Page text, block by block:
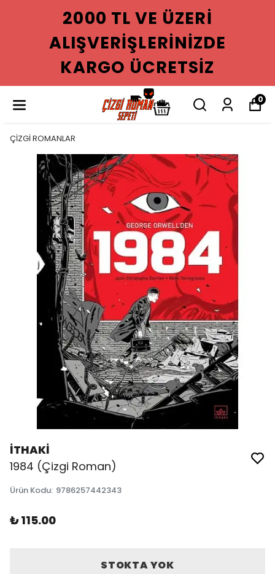
2000 TL VE ÜZERI
ALIŞVERIŞLERINIZDE
KARGO ÜCRETSIZ
0
ÇİZGİ ROMANLAR
İTHAKİ
1984 (Çizgi Roman)
Ürün Kodu: 9786257442343
₺ 115.00
STOKTA YOK